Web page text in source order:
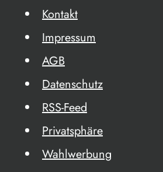
Kontakt
Impressum
AGB
Datenschutz
RSS-Feed
Privatsphäre
Wahlwerbung